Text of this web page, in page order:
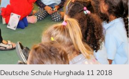
Deutsche Schule Hurghada 11 2018